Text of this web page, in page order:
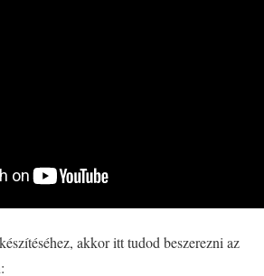
akkor itt tudod beszerezni az